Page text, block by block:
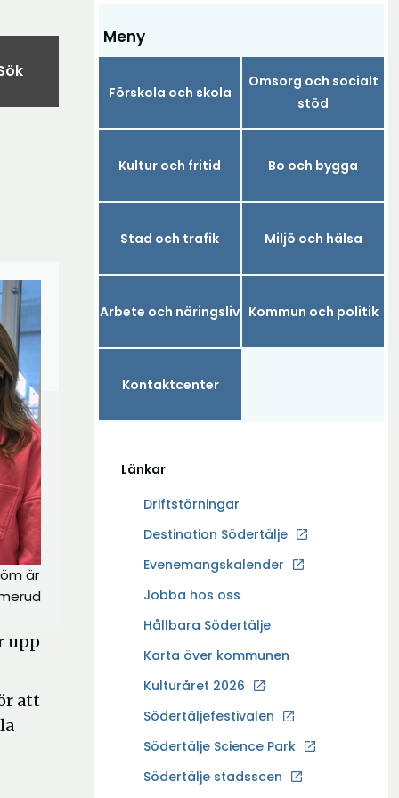
Meny
Förskola och skola
Omsorg och socialt
stöd
Kultur och fritid Bo och bygga
Stad och trafik Miljö och hälsa
Arbete och näringsliv Kommun och politik
Kontaktcenter
Länkar
Driftstörningar
Destination Södertälje
Ö
p
n
a
y
t
f
ö
Evenemangskalender
Jobba hos oss
Ö
p
n
a
y
t
Hållbara Södertälje
Karta över kommunen
Kulturåret 2026
Södertäljefestivalen
Södertälje Science Park
Ö
p
Södertälje stadsscen
är
upp
att